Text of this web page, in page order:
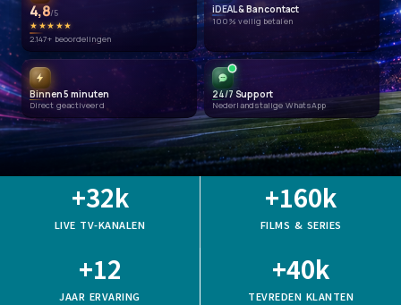
4,8/5
★★★★★
2.147+ beoordelingen
iDEAL & Bancontact
100% veilig betalen
Binnen 5 minuten
Direct geactiveerd
24/7 Support
Nederlandstalige WhatsApp
LIVE TV-KANALEN
+32k
FILMS & SERIES
+160k
JAAR ERVARING
+12
TEVREDEN KLANTEN
+40k